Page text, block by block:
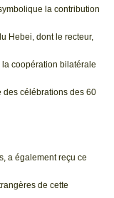
la contribution
Hebei, dont le recteur,
coopération bilatérale
des célébrations des 60
a également reçu ce
de cette